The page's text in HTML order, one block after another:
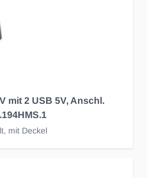
mit 2 USB 5V, Anschl.
mit Deckel